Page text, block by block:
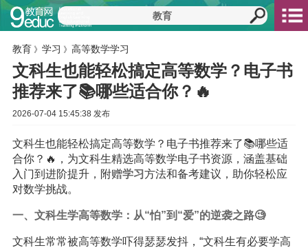
教育 》 学习 》 高等数学学习
文科生也能轻松搞定高等数学？电子书
推荐来了📚哪些适合你？🔥
2026-07-04 15:45:38 发布
文科生也能轻松搞定高等数学？电子书推荐来了📚哪些适
合你？🔥，为文科生精选高等数学电子书资源，涵盖基础
入门到进阶提升，附赠学习方法和备考建议，助你轻松应
对数学挑战。
一、文科生学高等数学：从“怕”到“爱”的逆袭之路🧐
文科生常常被高等数学吓得瑟瑟发抖，“文科生有必要学高